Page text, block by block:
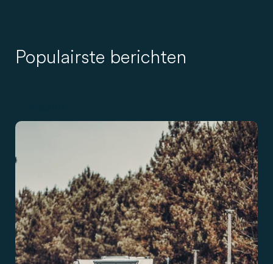
Populairste berichten